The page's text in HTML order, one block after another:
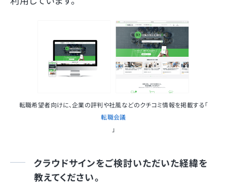
転職希望者向けに、企業の評判や社風などのクチコミ情報を掲載する「
転職会議
」
クラウドサインをご検討いただいた経緯を
教えてください。